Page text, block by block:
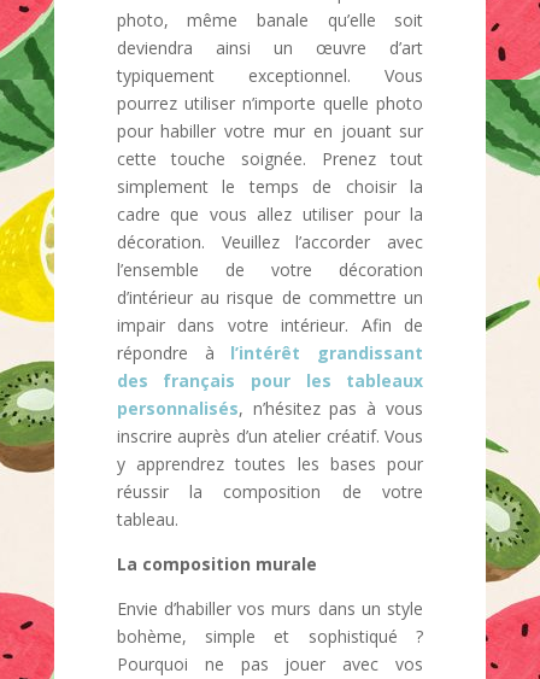
photo, même banale qu’elle soit
deviendra ainsi un œuvre d’art
typiquement exceptionnel. Vous
pourrez utiliser n’importe quelle photo
pour habiller votre mur en jouant sur
cette touche soignée. Prenez tout
simplement le temps de choisir la
cadre que vous allez utiliser pour la
décoration. Veuillez l’accorder avec
l’ensemble de votre décoration
d’intérieur au risque de commettre un
impair dans votre intérieur. Afin de
répondre à
l’intérêt grandissant
des français pour les tableaux
personnalisés, n’hésitez pas à vous
inscrire auprès d’un atelier créatif. Vous
y apprendrez toutes les bases pour
réussir la composition de votre
tableau.
La composition murale
Envie d’habiller vos murs dans un style
bohème, simple et sophistiqué ?
Pourquoi ne pas jouer avec vos